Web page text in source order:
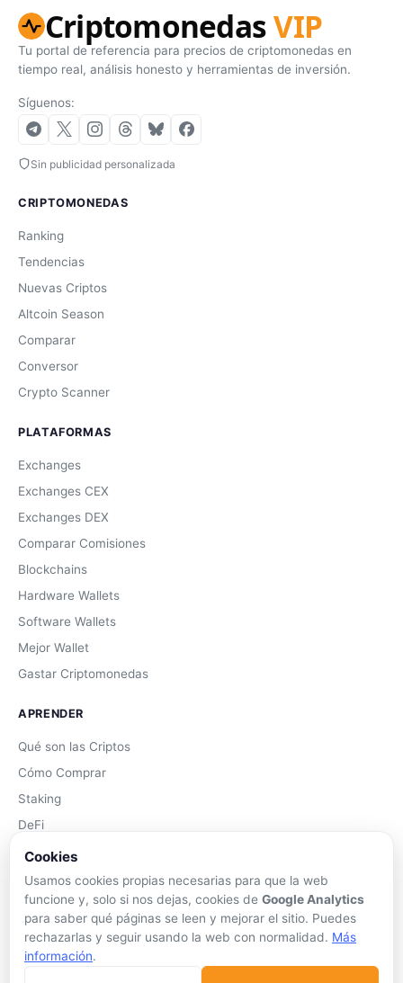
CriptomonedasVIP
Tu portal de referencia para precios de criptomonedas en
tiempo real, análisis honesto y herramientas de inversión.
Síguenos:
Sin publicidad personalizada
CRIPTOMONEDAS
Ranking
Tendencias
Nuevas Criptos
Altcoin Season
Comparar
Conversor
Crypto Scanner
PLATAFORMAS
Exchanges
Exchanges CEX
Exchanges DEX
Comparar Comisiones
Blockchains
Hardware Wallets
Software Wallets
Mejor Wallet
Gastar Criptomonedas
APRENDER
Qué son las Criptos
Cómo Comprar
Staking
DeFi
Trading
Glosario
EMPRESA
Sobre Nosotros
Cookies
Usamos cookies propias necesarias para que la web
funcione y, solo si nos dejas, cookies de Google Analytics
para saber qué páginas se leen y mejorar el sitio. Puedes
rechazarlas y seguir usando la web con normalidad. Más
información.